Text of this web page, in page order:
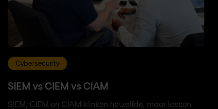
Cybersecurity
SIEM vs CIEM vs CIAM
SIEM, CIEM en CIAM klinken hetzelfde, maar lossen